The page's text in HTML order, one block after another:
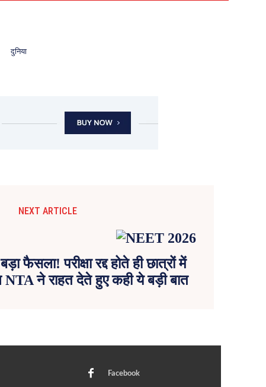
दुनिया
NEXT ARTICLE
फैसला! परीक्षा रद्द होते ही छात्रों में
ने राहत देते हुए कही ये बड़ी बात
Facebook